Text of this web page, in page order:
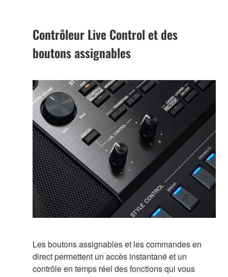
Contrôleur Live Control et des
boutons assignables
Les boutons assignables et les commandes en
direct permettent un accès instantané et un
contrôle en temps réel des fonctions qui vous